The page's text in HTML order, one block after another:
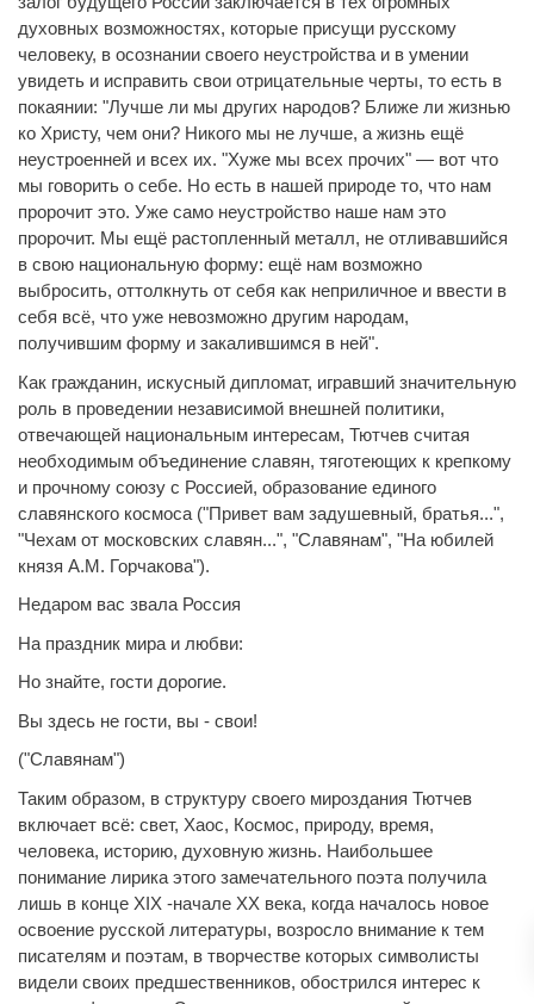
духовных возможностях, которые присущи русскому
человеку, в осознании своего неустройства и в умении
увидеть и исправить свои отрицательные черты, то есть в
покаянии: "Лучше ли мы других народов? Ближе ли жизнью
ко Христу, чем они? Никого мы не лучше, а жизнь ещё
неустроенней и всех их. "Хуже мы всех прочих" — вот что
мы говорить о себе. Но есть в нашей природе то, что нам
пророчит это. Уже само неустройство наше нам это
пророчит. Мы ещё растопленный металл, не отливавшийся
в свою национальную форму: ещё нам возможно
выбросить, оттолкнуть от себя как неприличное и ввести в
себя всё, что уже невозможно другим народам,
получившим форму и закалившимся в ней".
Как гражданин, искусный дипломат, игравший значительную
роль в проведении независимой внешней политики,
отвечающей национальным интересам, Тютчев считая
необходимым объединение славян, тяготеющих к крепкому
и прочному союзу с Россией, образование единого
славянского космоса ("Привет вам задушевный, братья...",
"Чехам от московских славян...", "Славянам", "На юбилей
князя А.М. Горчакова").
Недаром вас звала Россия
На праздник мира и любви:
Но знайте, гости дорогие.
Вы здесь не гости, вы - свои!
("Славянам")
Таким образом, в структуру своего мироздания Тютчев
включает всё: свет, Хаос, Космос, природу, время,
человека, историю, духовную жизнь. Наибольшее
понимание лирика этого замечательного поэта получила
лишь в конце XIX -начале XX века, когда началось новое
освоение русской литературы, возросло внимание к тем
писателям и поэтам, в творчестве которых символисты
видели своих предшественников, обострился интерес к